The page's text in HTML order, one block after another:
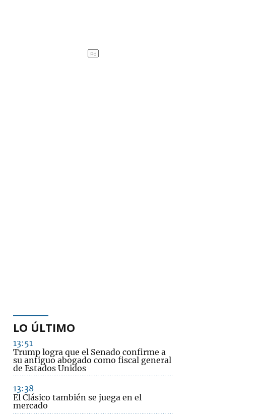
LO ÚLTIMO
13:51
Trump logra que el Senado confirme a
su antiguo abogado como fiscal general
de Estados Unidos
13:38
El Clásico también se juega en el
mercado